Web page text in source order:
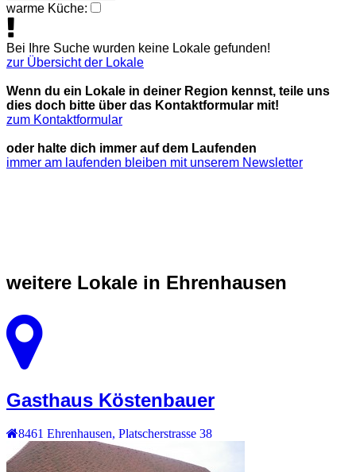
warme Küche:
Bei Ihre Suche wurden keine Lokale gefunden!
zur Übersicht der Lokale
Wenn du ein Lokale in deiner Region kennst, teile uns
dies doch bitte über das Kontaktformular mit!
zum Kontaktformular
oder halte dich immer auf dem Laufenden
immer am laufenden bleiben mit unserem Newsletter
weitere Lokale in Ehrenhausen
Gasthaus Köstenbauer
8461 Ehrenhausen, Platscherstrasse 38